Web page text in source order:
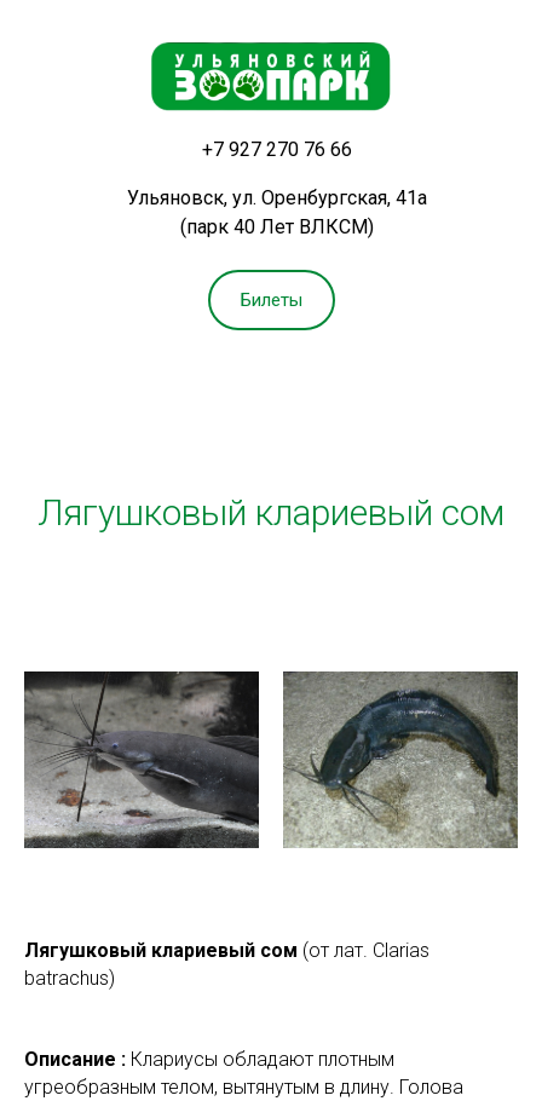
+7 927 270 76 66
Ульяновск, ул. Оренбургская, 41а
(парк 40 Лет ВЛКСМ)
Билеты
Лягушковый клариевый сом
Лягушковый клариевый сом (от лат. Clarias
batrachus)
Описание : Клариусы обладают плотным
угреобразным телом, вытянутым в длину. Голова